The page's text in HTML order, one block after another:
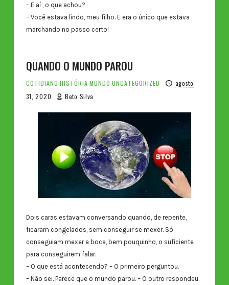
– E aí , o que achou?
– Você estava lindo, meu filho. E era o único que estava
marchando no passo certo!
QUANDO O MUNDO PAROU
COTIDIANO HISTÓRIA MUNDO UNCATEGORIZED
agosto
31, 2020
Beto Silva
Dois caras estavam conversando quando, de repente,
ficaram congelados, sem conseguir se mexer. Só
conseguiam mexer a boca, bem pouquinho, o suficiente
para conseguirem falar.
– O que está acontecendo? – O primeiro perguntou.
– Não sei. Parece que o mundo parou. – O outro respondeu.